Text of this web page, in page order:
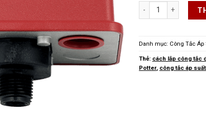
Công tắc áp suất
Danh mục: Công Tắc Áp
Thẻ: cách lắp công tắc
Potter, công tắc áp